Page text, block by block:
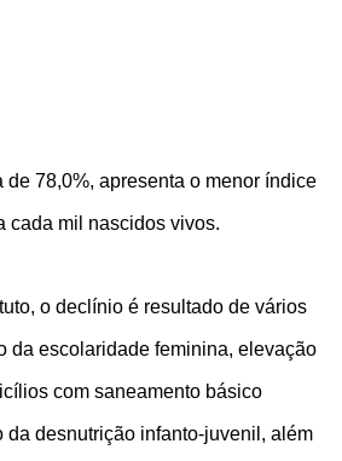
de 78,0%, apresenta o menor índice
cada mil nascidos vivos.
o declínio é resultado de vários
da escolaridade feminina, elevação
com saneamento básico
da desnutrição infanto-juvenil, além